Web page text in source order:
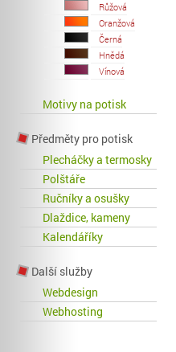
Růžová
Oranžová
Černá
Hnědá
Vínová
Motivy na potisk
Předměty pro potisk
Plecháčky a termosky
Polštáře
Ručníky a osušky
Dlaždice, kameny
Kalendáříky
Další služby
Webdesign
Webhosting